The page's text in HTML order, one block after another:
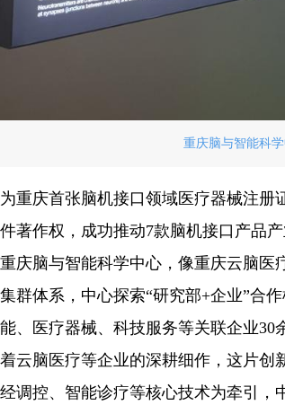
重庆脑与智能科
重庆首张脑机接口领域医疗器械注册
著作权，成功推动7款脑机接口产品
庆脑与智能科学中心，像重庆云脑医
群体系，中心探索“研究部+企业”合
、医疗器械、科技服务等关联企业30
云脑医疗等企业的深耕细作，这片
调控、智能诊疗等核心技术为牵引